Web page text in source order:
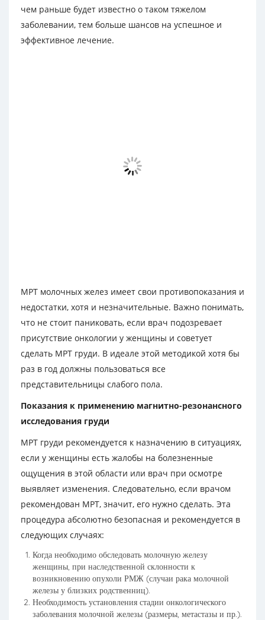
чем раньше будет известно о таком тяжелом
заболевании, тем больше шансов на успешное и
эффективное лечение.
МРТ молочных желез имеет свои противопоказания и
недостатки, хотя и незначительные. Важно понимать,
что не стоит паниковать, если врач подозревает
присутствие онкологии у женщины и советует
сделать МРТ груди. В идеале этой методикой хотя бы
раз в год должны пользоваться все
представительницы слабого пола.
Показания к применению магнитно-резонансного
исследования груди
МРТ груди рекомендуется к назначению в ситуациях,
если у женщины есть жалобы на болезненные
ощущения в этой области или врач при осмотре
выявляет изменения. Следовательно, если врачом
рекомендован МРТ, значит, его нужно сделать. Эта
процедура абсолютно безопасная и рекомендуется в
следующих случаях:
Когда необходимо обследовать молочную железу
женщины, при наследственной склонности к
возникновению опухоли РМЖ (случаи рака молочной
железы у близких родственниц).
Необходимость установления стадии онкологического
заболевания молочной железы (размеры, метастазы и пр.).